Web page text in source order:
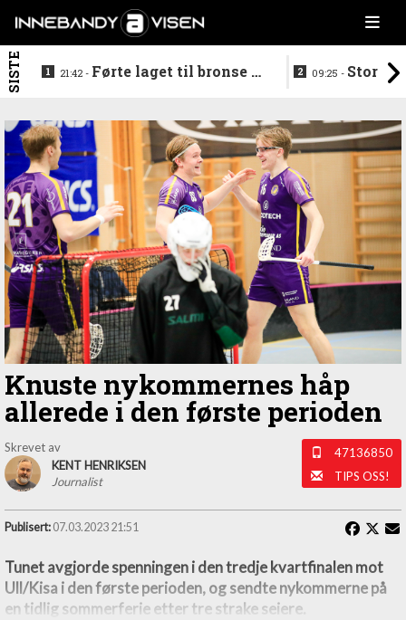
SISTE 21:42 - Førte laget til bronse -
09:25 -
Knuste nykommernes håp
allerede i den første perioden
Skrevet av
KENT HENRIKSEN
Journalist
47136850
TIPS OSS!
Publisert: 07.03.2023 21:51
Tunet avgjorde spenningen i den tredje kvartfinalen mot
Ull/Kisa i den første perioden, og sendte nykommerne på
en tidlig sommerferie etter tre strake seiere.